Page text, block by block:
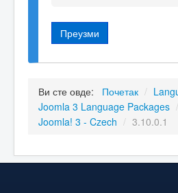
Преузми
Ви сте овде: Почетак /
Joomla 3 Language Packages /
Joomla! 3 - Czech / 3.10.0.1